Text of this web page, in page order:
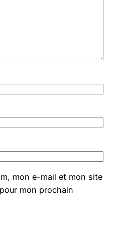
mon e-mail et mon site
mon prochain